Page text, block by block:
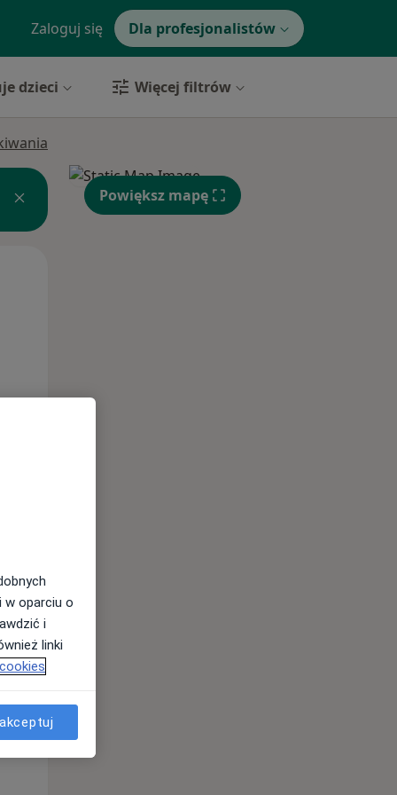
Zaloguj się Dla profesjonalistów
dzieci Więcej filtrów
Śr,
12 Sie
Powiększ mapę
w oparciu o
i
linki